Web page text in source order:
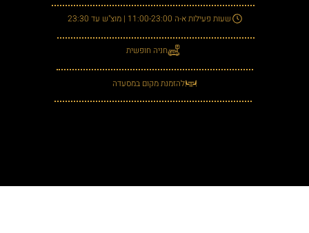
שעות פעילות א-ה 11:00-23:00 | מוצ"ש עד 23:30
חניה חופשית
להזמנת מקום במסעדה